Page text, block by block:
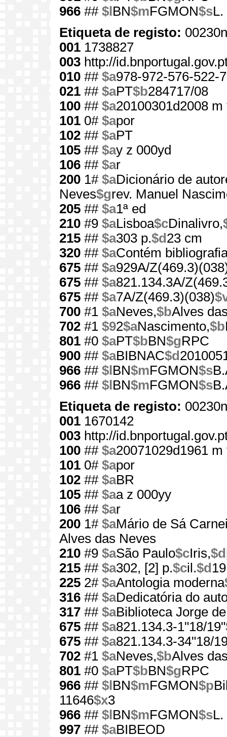
966 ## $l BN$mFGMON$sL.
Etiqueta de registo:
001 1738827
003 http://
010 ## $a978-972-576-522-7
021 ## $aPT$b284717/08
100 ## $a20100301d2008
101 0# $apor
102 ## $aPT
105 ## $ay z 000yd
106 ## $ar
200 1# $aDicionário de
Neves$grev. Manuel
205 ## $a1ª ed
210 #9 $aLisboa$cDinalivro,
215 ## $a303 p.$d 23 cm
320 ## $aContém
675 ## $a929A/
675 ## $a821.134.3A/
675 ## $a7A/Z(469.3)(038)
700 #1 $aNeves,$bAlves
702 #1 $92$aNascimento,$b
801 #0 $aPT$bBN$gRPC
900 ## $aBIBNAC$d
966 ## $l BN$mFGMON$s
966 ## $l BN$mFGMON$s
Etiqueta de registo:
001 1670142
003 http://
100 ## $a20071029d1961
101 0# $apor
102 ## $aBR
105 ## $aa z 000yy
106 ## $ar
200 1# $aMário de Sá
Alves das Neves
210 #9 $aSão Paulo$cIris,$d
215 ## $a302, [2] p.$cil.$d
225 2# $aAntologia moderna
316 ## $aDedicatória do
317 ## $aBiblioteca Jorge
675 ## $a821.134.3-1"18/19"
675 ## $a821.134.3-34"18/
702 #1 $aNeves,$bAlves
801 #0 $aPT$bBN$gRPC
966 ## $l BN$mFGMON$p
11646$x3
966 ## $l BN$mFGMON$sL.
997 ## $aBIBEOD